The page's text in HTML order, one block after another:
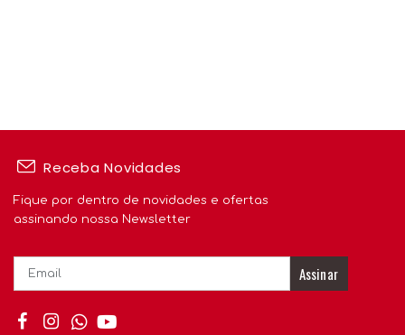
Receba Novidades
Fique por dentro de novidades e ofertas
assinando nossa Newsletter
Assinar